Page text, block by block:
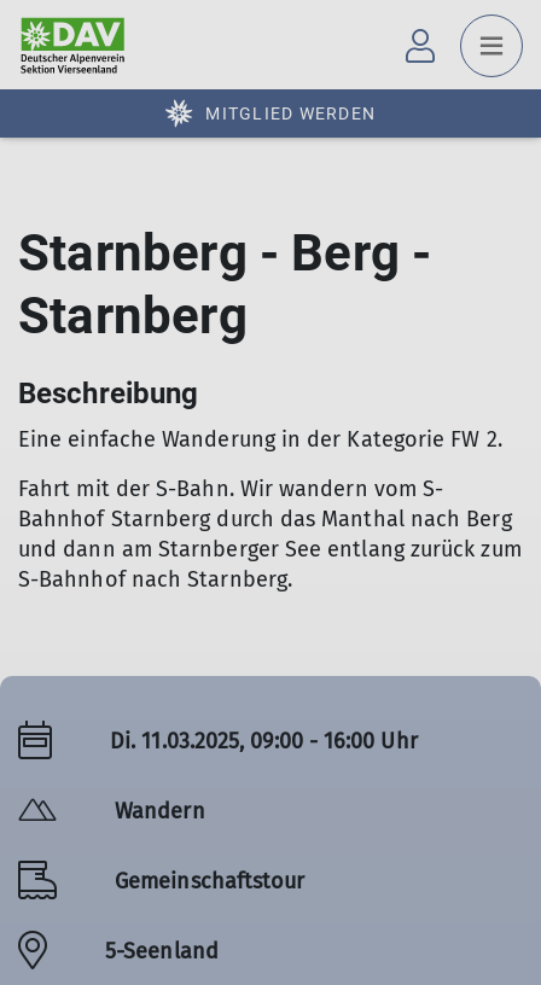
MITGLIED WERDEN
Starnberg - Berg -
Starnberg
Beschreibung
Eine einfache Wanderung in der Kategorie FW 2.
Fahrt mit der S-Bahn. Wir wandern vom S-
Bahnhof Starnberg durch das Manthal nach Berg
und dann am Starnberger See entlang zurück zum
S-Bahnhof nach Starnberg.
Di. 11.03.2025, 09:00 - 16:00 Uhr
Wandern
Gemeinschaftstour
5-Seenland